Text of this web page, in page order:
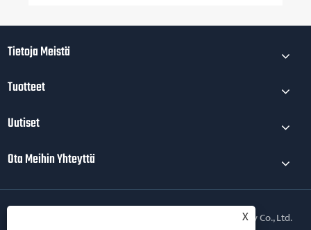
Tietoja Meistä
Tuotteet
Uutiset
Ota Meihin Yhteyttä
Copyright © 2026 Qingdao Yingruis Fitness Technology Co., Ltd.
X